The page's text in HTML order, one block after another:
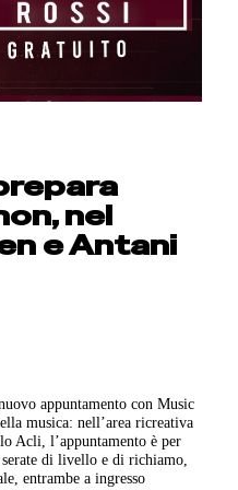
nel
e Antani
appuntamento con Music
musica: nell’area ricreativa
Acli, l’appuntamento è per
di livello e di richiamo,
entrambe a ingresso